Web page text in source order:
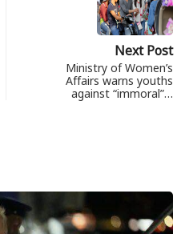
Next Post
Ministry of Women’s
Affairs warns youths
against “immoral”…